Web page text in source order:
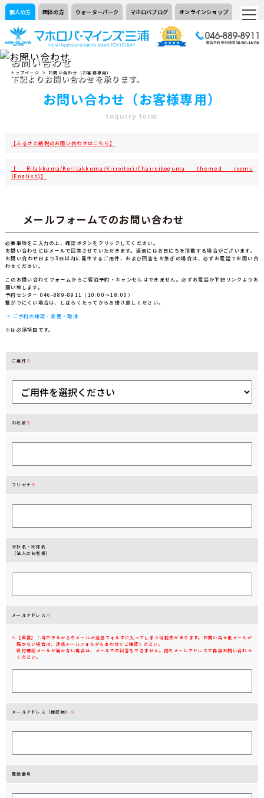
個人の方 団体の方 ウォーターパーク マホロバブログ オンラインショップ
お問い合わせ
下記よりお問い合わせを承ります。
トップページ ＞ お問い合わせ（お客様専用）
お問い合わせ（お客様専用）
Inquiry form
【ふるさと納税のお問い合わせはこちら】
【Rilakkuma/Korilakkuma/Kiiroitori/Chairoikoguma themed rooms
(English)】
メールフォームでのお問い合わせ
必要事項をご入力の上、確認ボタンをクリックしてください。
お問い合わせにはメールで回答させていただきます。返信にはお日にちを頂戴する場合がございます。
お問い合わせ日より3日以内に発生するご用件、および回答をお急ぎの場合は、必ずお電話でお問い合
わせください。
このお問い合わせフォームからご宿泊予約・キャンセルはできません。必ずお電話か下記リンクよりお
願い致します。
予約センター 046-889-8911（10:00～18:00）
繋がりにくい場合は、しばらくたってからお掛け直しください。
→ ご予約の確認・変更・取消
※ は必須項目です。
ご用件 ※
お名前 ※
フリガナ ※
会社名・団体名
（法人のお客様）
メールアドレス ※
※【重要】：当ホテルからのメールが迷惑フォルダに入ってしまう可能性があります。お問い合せ後メールが
届かない場合は、迷惑メールフォルダもあわせてご確認ください。
受付確認メールが届かない場合は、メールでの回答もできません。他のメールアドレスで再度お問い合わせ
ください。
メールアドレス（確認用） ※
電話番号